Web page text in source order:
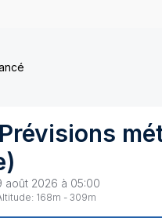
)
août 2026 à 05:00
168m - 309m